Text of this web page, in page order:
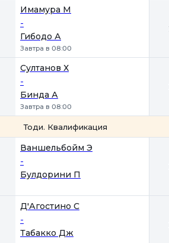
Имамура М
-
Гибодо А
Завтра в 08:00
Султанов Х
-
Бинда А
Завтра в 08:00
Тоди. Квалификация
Ваншельбойм Э
-
Булдорини П
Д'Агостино С
-
Табакко Дж